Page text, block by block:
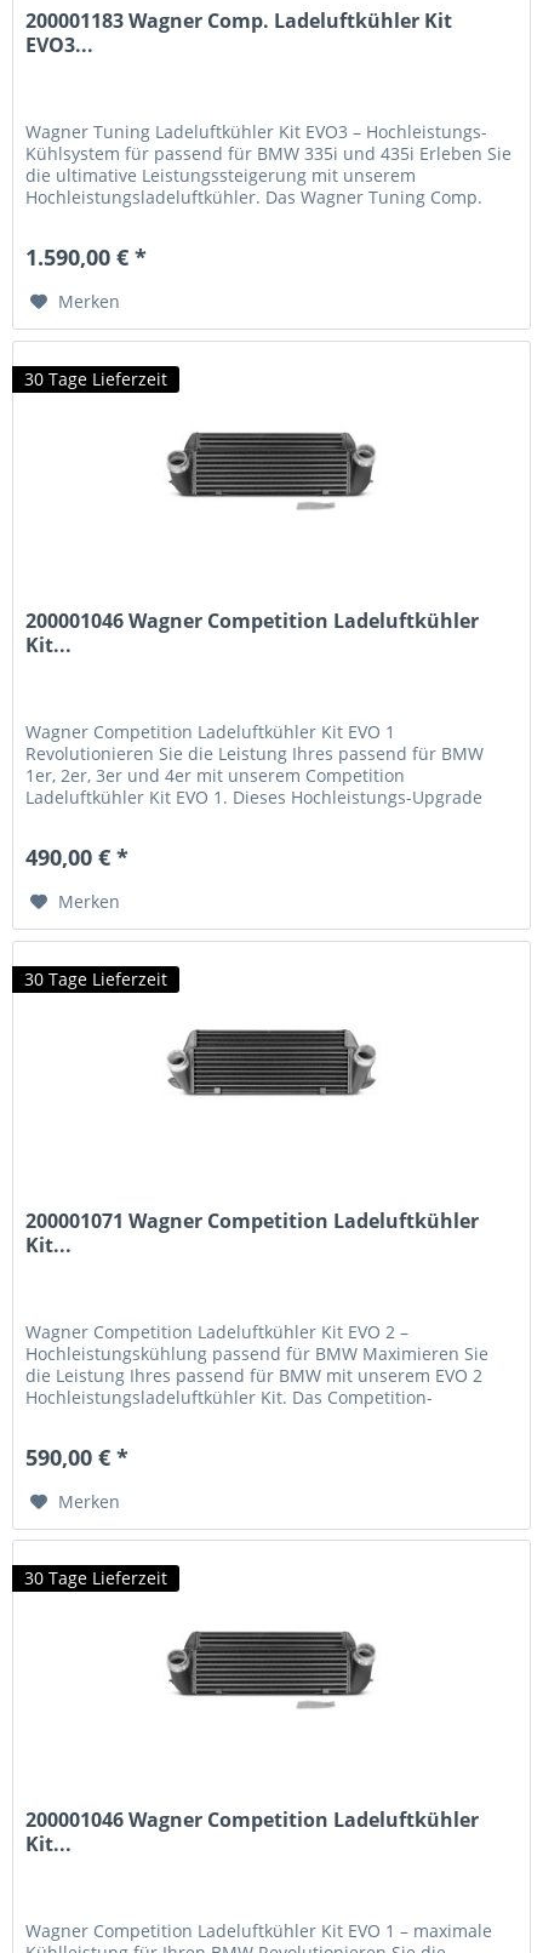
200001183 Wagner Comp. Ladeluftkühler Kit
EVO3...
Wagner Tuning Ladeluftkühler Kit EVO3 – Hochleistungs-
Kühlsystem für passend für BMW 335i und 435i Erleben Sie
die ultimative Leistungssteigerung mit unserem
Hochleistungsladeluftkühler. Das Wagner Tuning Comp.
Kühlleistung und Effizienz. Kernvorteile des Produkts 165%
1.590,00 € *
Merken
30 Tage Lieferzeit
200001046 Wagner Competition Ladeluftkühler
Kit...
Wagner Competition Ladeluftkühler Kit EVO 1
Revolutionieren Sie die Leistung Ihres passend für BMW
1er, 2er, 3er und 4er mit unserem Competition
Ladeluftkühler Kit EVO 1. Dieses Hochleistungs-Upgrade
zu erzielen. Technische Vorteile 64% größere Anströmfläche
490,00 € *
Merken
30 Tage Lieferzeit
200001071 Wagner Competition Ladeluftkühler
Kit...
Wagner Competition Ladeluftkühler Kit EVO 2 –
Hochleistungskühlung passend für BMW Maximieren Sie
die Leistung Ihres passend für BMW mit unserem EVO 2
Hochleistungsladeluftkühler Kit. Das Competition-
für spürbar bessere Motorleistung und Effizienz.
590,00 € *
Merken
30 Tage Lieferzeit
200001046 Wagner Competition Ladeluftkühler
Kit...
Wagner Competition Ladeluftkühler Kit EVO 1 – maximale